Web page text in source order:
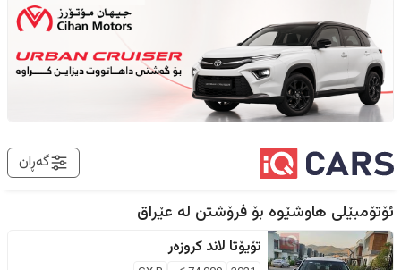
گەڕان
ئۆتۆمبێلی هاوشێوە بۆ فرۆشتن لە عێراق
تۆیۆتا لاند کروزەر